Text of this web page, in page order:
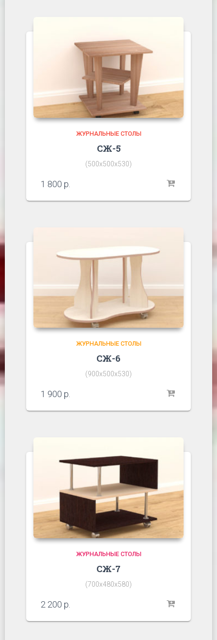
ЖУРНАЛЬНЫЕ СТОЛЫ
СЖ-5
(500х500х530)
1 800 р.
ЖУРНАЛЬНЫЕ СТОЛЫ
СЖ-6
(900х500х530)
1 900 р.
ЖУРНАЛЬНЫЕ СТОЛЫ
СЖ-7
(700х480х580)
2 200 р.